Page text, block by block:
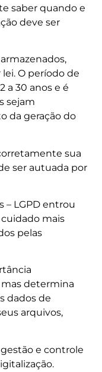
saber quando e
deve ser
O período de
a 30 anos e é
sejam
da geração do
sua
ser autuada por
– LGPD entrou
mais
pelas
determina
dados de
arquivos,
e controle